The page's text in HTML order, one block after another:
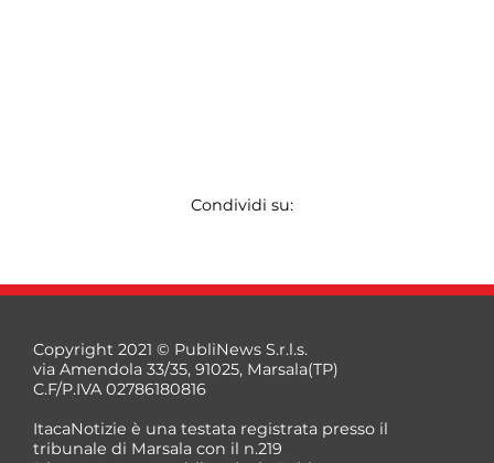
Condividi su:
Copyright 2021 © PubliNews S.r.l.s.
via Amendola 33/35, 91025, Marsala(TP)
C.F/P.IVA 02786180816
ItacaNotizie è una testata registrata presso il
tribunale di Marsala con il n.219